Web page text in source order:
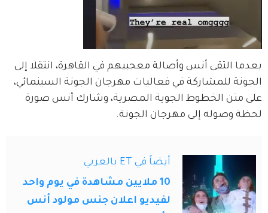
بعدما التقى أنس وأصالة معجبيهم في القاهرة، انتقلا إلى
الجونة للمشاركة في فعاليات مهرجان الجونة السينمائي،
على متن الخطوط الجوية المصرية، وشارك أنس صورة
لحظة وصوله إلى مهرجان الجونة.
أيضاً في ET بالعربي
10 ملايين مشاهدة في يوم واحد
لفيديو اعلان جنس مولود أنس